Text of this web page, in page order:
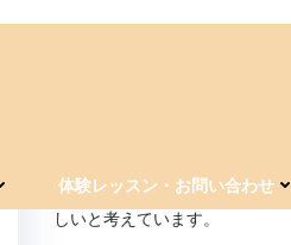
体験レッスン・お問い合わせ
ことで，親子の時間をたっぷり
しいと考えています。